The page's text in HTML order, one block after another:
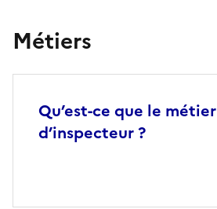
Métiers
Qu’est-ce que le métier
d’inspecteur ?